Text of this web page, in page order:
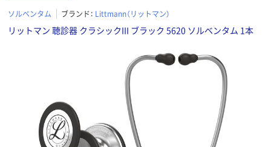
ソルベンタム ブランド： Littmann（リットマン）
リットマン 聴診器 クラシックIII ブラック 5620 ソルベンタム 1本